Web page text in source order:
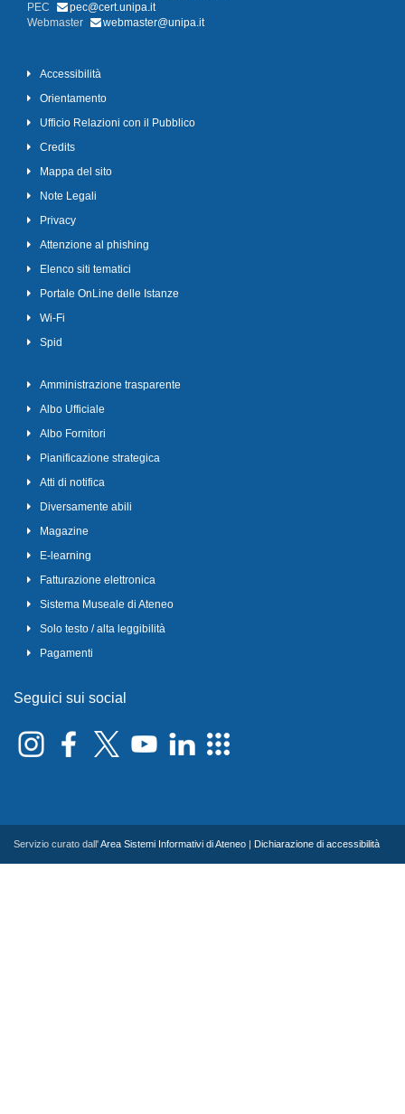
PEC
pec@cert.unipa.it
Webmaster
webmaster@unipa.it
Accessibilità
Orientamento
Ufficio Relazioni con il Pubblico
Credits
Mappa del sito
Note Legali
Privacy
Attenzione al phishing
Elenco siti tematici
Portale OnLine delle Istanze
Wi-Fi
Spid
Amministrazione trasparente
Albo Ufficiale
Albo Fornitori
Pianificazione strategica
Atti di notifica
Diversamente abili
Magazine
E-learning
Fatturazione elettronica
Sistema Museale di Ateneo
Solo testo / alta leggibilità
Pagamenti
Seguici sui social
Servizio curato dall'Area Sistemi Informativi di Ateneo Dichiarazione di accessibilità